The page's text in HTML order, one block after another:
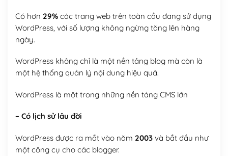
Có hơn 29%các trang web trên toàn cầu đang sử dụng
WordPress, với số lượng không ngừng tăng lên hàng
ngày.
WordPress không chỉ là một nền tảng blog mà còn là
một hệ thống quản lý nội dung hiệu quả.
WordPress là một trong những nền tảng CMS lớn
– Có lịch sử lâu đời
WordPress được ra mắt vào năm 2003và bắt đầu như
một công cụ cho các blogger.